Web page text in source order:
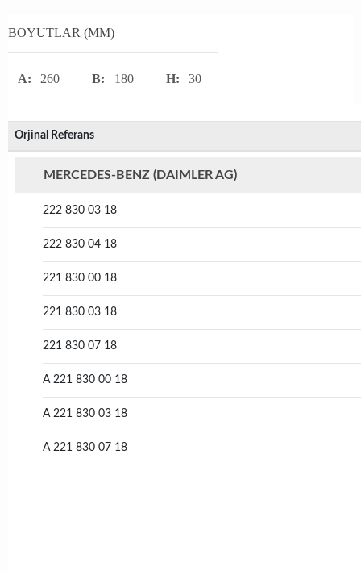
BOYUTLAR (MM)
A: 260 B: 180 H: 30
Orjinal Referans
MERCEDES-BENZ (DAIMLER AG)
222 830 03 18
222 830 04 18
221 830 00 18
221 830 03 18
221 830 07 18
A 221 830 00 18
A 221 830 03 18
A 221 830 07 18